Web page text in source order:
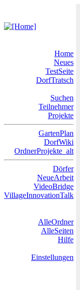
Home
Neues
TestSeite
DorfTratsch
Suchen
Teilnehmer
Projekte
GartenPlan
DorfWiki
OrdnerProjekte_alt
Dörfer
NeueArbeit
VideoBridge
VillageInnovationTalk
AlleOrdner
AlleSeiten
Hilfe
Einstellungen